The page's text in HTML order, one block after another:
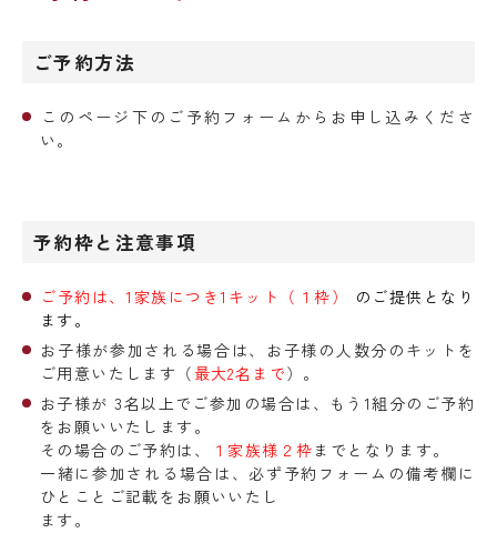
ご予約方法
このページ下のご予約フォームからお申し込みくださ
い。
予約枠と注意事項
ご予約は、1家族につき1キット（１枠）
のご提供となり
ます。
お子様が参加される場合は、お子様の人数分のキットを
ご用意いたします（ 最大2名まで）。
お子様が 3名以上でご参加の場合は、もう1組分のご予約
をお願いいたします。
その場合のご予約は、
１家族様２ 枠 までとなります。
一緒に参加される場合は、必ず予約フォームの備考欄に
ひとことご記載をお願いいたし
ます。